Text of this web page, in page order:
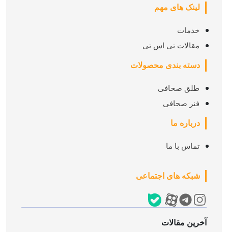
لینک های مهم
خدمات
مقالات تی اس تی
دسته بندی محصولات
طلق صحافی
فنر صحافی
درباره ما
تماس با ما
شبکه های اجتماعی
آخرین مقالات